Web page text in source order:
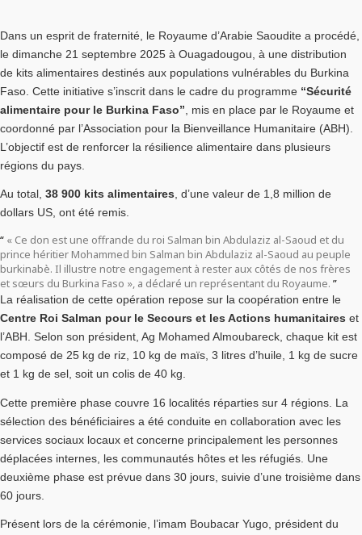
Dans un esprit de fraternité, le Royaume d’Arabie Saoudite a procédé,
le dimanche 21 septembre 2025 à Ouagadougou, à une distribution
de kits alimentaires destinés aux populations vulnérables du Burkina
Faso. Cette initiative s’inscrit dans le cadre du programme “Sécurité
alimentaire pour le Burkina Faso” , mis en place par le Royaume et
coordonné par l’Association pour la Bienveillance Humanitaire (ABH).
L’objectif est de renforcer la résilience alimentaire dans plusieurs
régions du pays.
Au total, 38 900 kits alimentaires, d’une valeur de 1,8 million de
dollars US, ont été remis.
« Ce don est une offrande du roi Salman bin Abdulaziz al-Saoud et du
prince héritier Mohammed bin Salman bin Abdulaziz al-Saoud au peuple
burkinabè. Il illustre notre engagement à rester aux côtés de nos frères
et sœurs du Burkina Faso », a déclaré un représentant du Royaume.
La réalisation de cette opération repose sur la coopération entre le
Centre Roi Salman pour le Secours et les Actions humanitaires et
l’ABH. Selon son président, Ag Mohamed Almoubareck, chaque kit est
composé de 25 kg de riz, 10 kg de maïs, 3 litres d’huile, 1 kg de sucre
et 1 kg de sel, soit un colis de 40 kg.
Cette première phase couvre 16 localités réparties sur 4 régions. La
sélection des bénéficiaires a été conduite en collaboration avec les
services sociaux locaux et concerne principalement les personnes
déplacées internes, les communautés hôtes et les réfugiés. Une
deuxième phase est prévue dans 30 jours, suivie d’une troisième dans
60 jours.
Présent lors de la cérémonie, l’imam Boubacar Yugo, président du